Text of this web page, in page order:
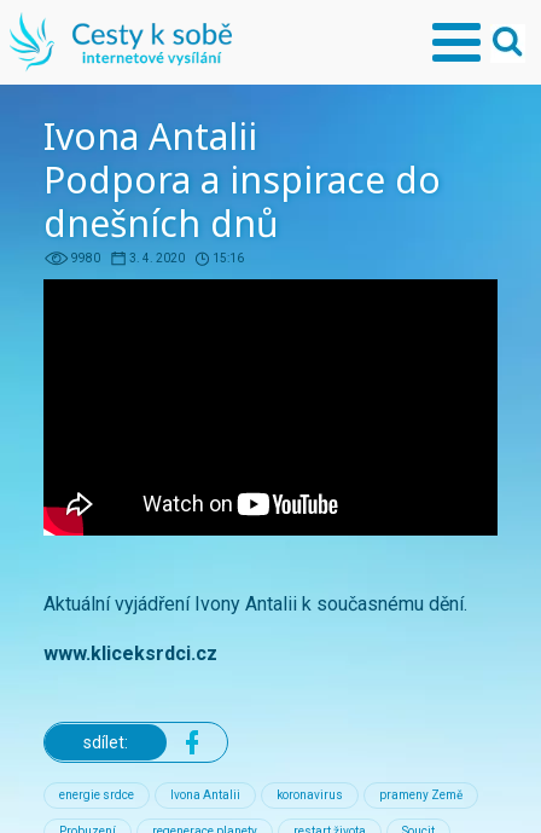
Ivona Antalii
Podpora a inspirace do
dnešních dnů
9980 3. 4. 2020 15:16
Aktuální vyjádření Ivony Antalii k současnému dění.
www.kliceksrdci.cz
sdílet:
energie srdce Ivona Antalii koronavirus prameny Země